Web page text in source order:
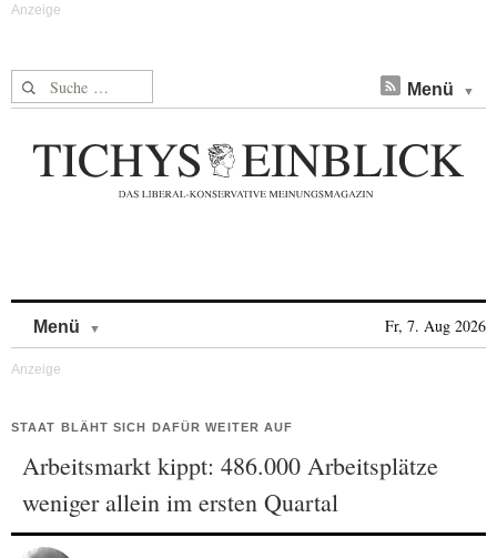
Suche nach: Menü
Menü Fr, 7. Aug 2026
STAAT BLÄHT SICH DAFÜR WEITER AUF
Arbeitsmarkt kippt: 486.000 Arbeitsplätze
weniger allein im ersten Quartal